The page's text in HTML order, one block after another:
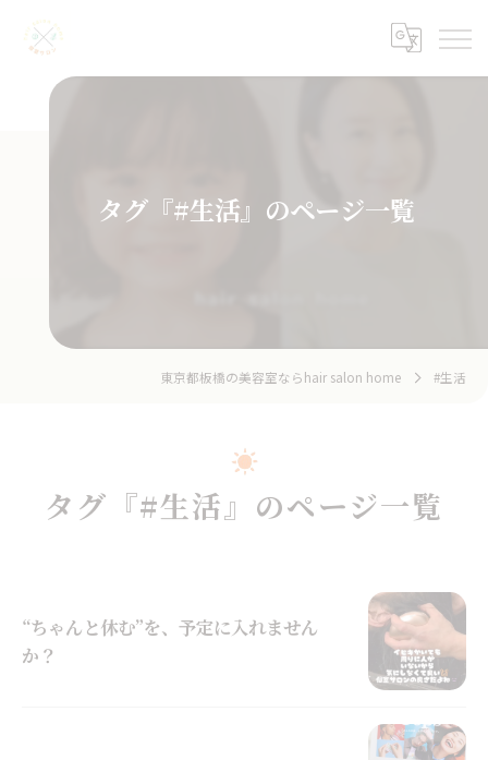
タグ『#生活』のページ一覧
東京都板橋の美容室ならhair salon home #生活
タグ『#生活』のページ一覧
“ちゃんと休む”を、予定に入れません
か？